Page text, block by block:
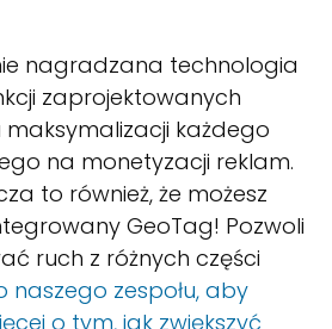
nagradzana technologia
zaprojektowanych
każdego
na monetyzacji reklam.
to również, że możesz
GeoTag! Pozwoli
ruch z różnych części
naszego zespołu, aby
o tym, jak zwiększyć